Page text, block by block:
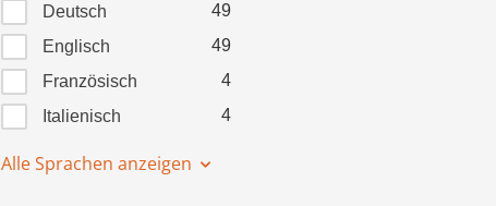
Deutsch
49
Englisch
49
Französisch
4
Italienisch
4
Alle Sprachen anzeigen